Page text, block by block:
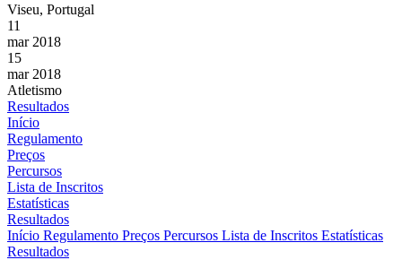
Viseu, Portugal
11
mar 2018
15
mar 2018
Atletismo
Resultados
Início
Regulamento
Preços
Percursos
Lista de Inscritos
Estatísticas
Resultados
Início Regulamento Preços Percursos Lista de Inscritos Estatísticas
Resultados